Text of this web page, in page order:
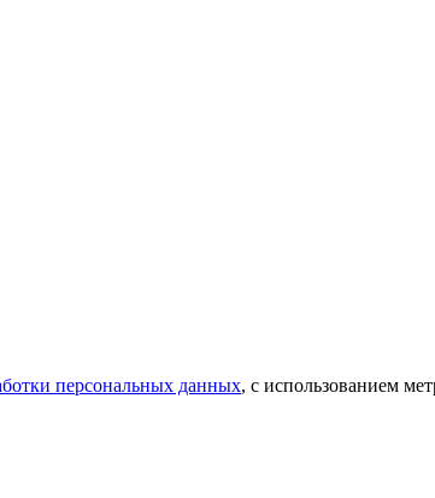
персональных данных, с использованием